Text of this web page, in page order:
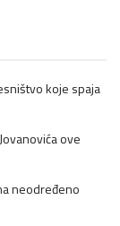
koje spaja
ove
neodređeno